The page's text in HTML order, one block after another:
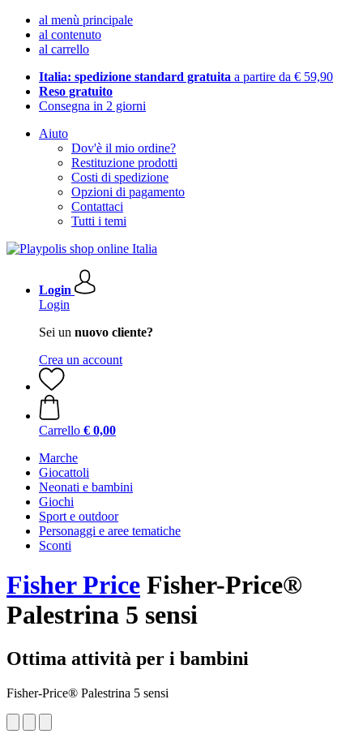
al menù principale
al contenuto
al carrello
Italia: spedizione standard gratuita a partire da € 59,90
Reso gratuito
Consegna in 2 giorni
Aiuto
Dov'è il mio ordine?
Restituzione prodotti
Costi di spedizione
Opzioni di pagamento
Contattaci
Tutti i temi
Login
Login
Sei un nuovo cliente?
Crea un account
Carrello € 0,00
Marche
Giocattoli
Neonati e bambini
Giochi
Sport e outdoor
Personaggi e aree tematiche
Sconti
Fisher Price Fisher-Price®
Palestrina 5 sensi
Ottima attività per i bambini
Fisher-Price® Palestrina 5 sensi